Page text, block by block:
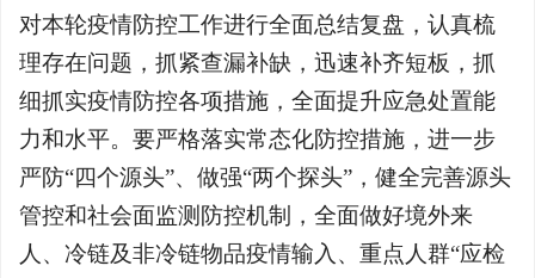
对本轮疫情防控工作进行全面总结复盘，认真梳
理存在问题，抓紧查漏补缺，迅速补齐短板，抓
细抓实疫情防控各项措施，全面提升应急处置能
力和水平。要严格落实常态化防控措施，进一步
严防“四个源头”、做强“两个探头”，健全完善源头
管控和社会面监测防控机制，全面做好境外来
人、冷链及非冷链物品疫情输入、重点人群“应检